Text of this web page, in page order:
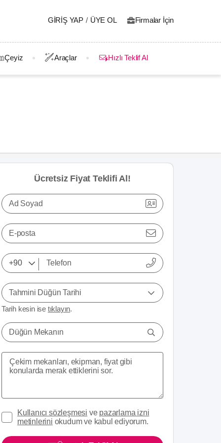
GIRIŞ YAP / ÜYE OL Firmalar İçin
Çeyiz Araçlar Hızlı Teklif Al
Ücretsiz Fiyat Teklifi Al!
Ad Soyad
E-posta
Tahmini Düğün Tarihi
Tarih kesin ise tıklayın.
Düğün Mekanın
Kullanıcı sözleşmesi ve pazarlama izni
metinlerini okudum ve kabul ediyorum.